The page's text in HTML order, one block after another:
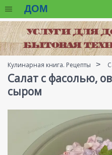
ДОМ
Кулинарная книга. Рецепты
Салат с фасолью,
сыром